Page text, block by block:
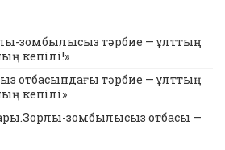
зомбылықсыз тәрбие — ұлттың
кепілі!»
отбасындағы тәрбие — ұлттың
кепілі»
зомбылықсыз отбасы —